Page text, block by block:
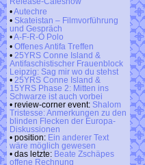
•Autechre
• Skateistan – Filmvorführung
und Gespräch
•A-F-R-O Polo
• Offenes Antifa Treffen
• 25YRS Conne Island &
Antifaschistischer Frauenblock
Leipzig: Sag mir wo du stehst
• 25YRS Conne Island &
15YRS Phase 2: Mitten ins
Schwarze ist auch vorbei
• review-corner event: Shalom
Tristesse: Anmerkungen zu den
blinden Flecken der Europa-
Diskussionen
• position: Ein anderer Text
wäre möglich gewesen
• das letzte: Beate Zschäpes
offene Rechnung